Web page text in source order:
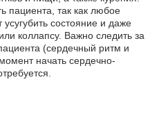
пациента, так как любое
состояние и даже
коллапсу. Важно следить за
(сердечный ритм и
начать сердечно-